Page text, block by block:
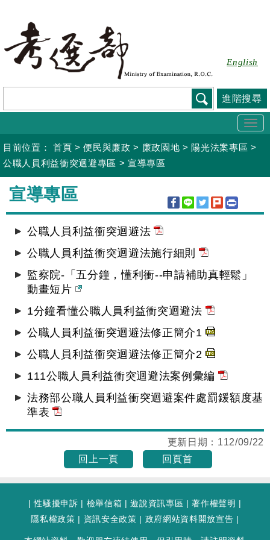
要
容
English
進階搜尋
目前位置： 首頁 >便民與廉政 > 廉政園地 > 陽光法案專區 >
公職人員利益衝突迴避專區 >宣導專區
:::
宣導專區
公職人員利益衝突迴避法
公職人員利益衝突迴避法施行細則
監察院-「五分鐘，懂利衝--申請補助真輕鬆」
動畫短片
1分鐘看懂公職人員利益衝突迴避法
公職人員利益衝突迴避法修正簡介1
公職人員利益衝突迴避法修正簡介2
111公職人員利益衝突迴避法案例彙編
法務部公職人員利益衝突迴避案件處罰鍰額度基
準表
更新日期： 112/09/22
回上一頁
回頁首
|性騷擾申訴 | 檢舉信箱 |遊說資訊專區 |著作權聲明 |
隱私權政策 | 資訊安全政策 | 政府網站資料開放宣告 |